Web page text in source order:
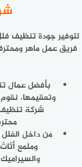
لتوفير جودة تنظيف
فريق عمل ماهر
بأفضل عمال
وتعقيمها،
شركة
من داخل
وملمع